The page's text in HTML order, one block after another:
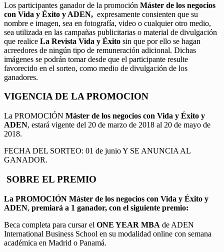
Los participantes ganador de la promoción Máster de los negocios
con Vida y Éxito y ADEN, expresamente consienten que su
nombre e imagen, sea en fotografía, video o cualquier otro medio,
sea utilizada en las campañas publicitarias o material de divulgación
que realice La Revista Vida y Éxito sin que por ello se hagan
acreedores de ningún tipo de remuneración adicional. Dichas
imágenes se podrán tomar desde que el participante resulte
favorecido en el sorteo, como medio de divulgación de los
ganadores.
VIGENCIA DE LA PROMOCION
La PROMOCIÓN Máster de los negocios con Vida y Éxito y
ADEN, estará vigente del 20 de marzo de 2018 al 20 de mayo de
2018.
FECHA DEL SORTEO: 01 de junio Y SE ANUNCIA AL
GANADOR.
SOBRE EL PREMIO
La PROMOCIÓN Máster de los negocios con Vida y Éxito y
ADEN, premiará a 1 ganador, con el siguiente premio:
Beca completa para cursar el ONE YEAR MBA de ADEN
International Business School en su modalidad online con semana
académica en Madrid o Panamá.